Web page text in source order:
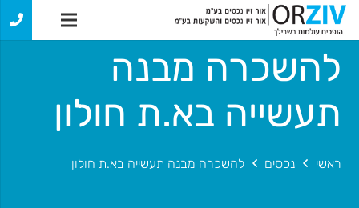
להשכרה מבנה
תעשייה בא.ת חולון
ראשי נכסים להשכרה מבנה תעשייה בא.ת חולון